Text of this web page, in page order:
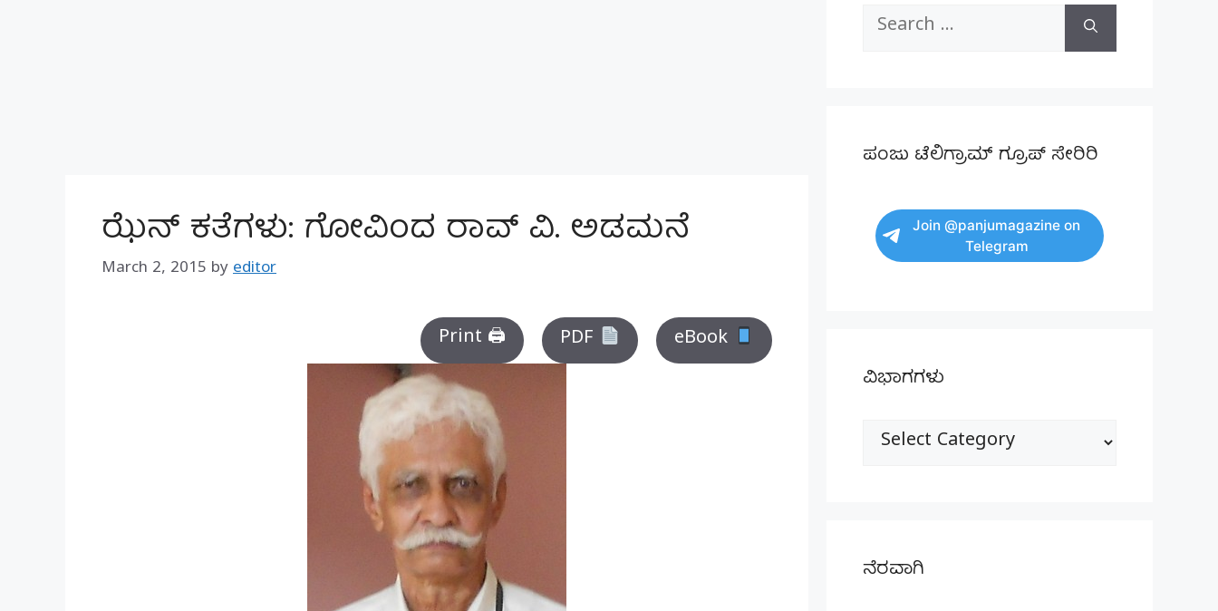
ಝೆನ್ ಕತೆಗಳು: ಗೋವಿಂದ ರಾವ್ ವಿ. ಅಡಮನೆ
March 2, 2015 by editor
Print 🖨 PDF eBook
Search
ಪಂಜು ಟೆಲಿಗ್ರಾಮ್ ಗ್ರೂಪ್ ಸೇರಿರಿ
Join @panjumagazine on
Telegram
ವಿಭಾಗಗಳು
ವಿಭಾಗಗಳು
ನೆರವಾಗಿ